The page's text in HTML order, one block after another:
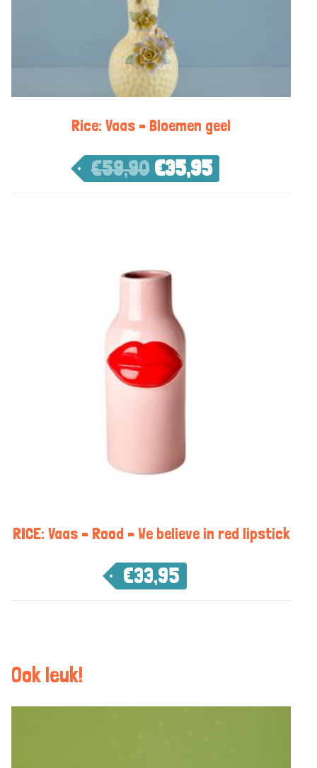
Rice: Vaas – Bloemen geel
€59,90 €35,95
RICE: Vaas – Rood – We believe in red lipstick
€33,95
Ook leuk!